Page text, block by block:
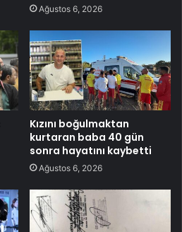
Ağustos 6, 2026
Kızını boğulmaktan
kurtaran baba 40 gün
sonra hayatını kaybetti
Ağustos 6, 2026